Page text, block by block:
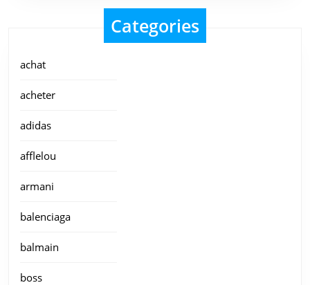
Categories
achat
acheter
adidas
afflelou
armani
balenciaga
balmain
boss